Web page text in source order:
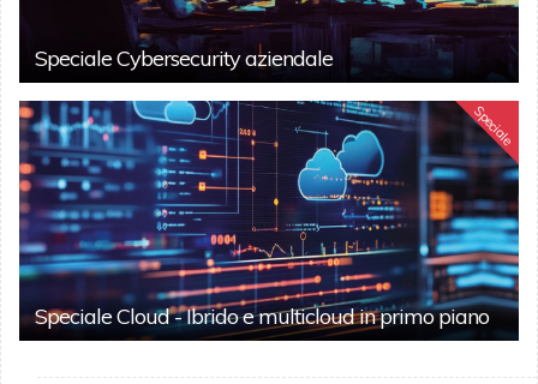
Speciale Cybersecurity aziendale
Speciale
Speciale Cloud - Ibrido e multicloud in primo piano